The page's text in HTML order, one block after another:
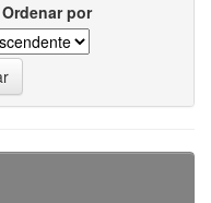
Ordenar por